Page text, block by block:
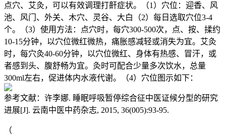
点穴、艾灸，可以有效调理打鼾症状。（1）穴位：迎香、风
池、风门、外关、木穴、灵谷、大白（2）每日选取穴位3-4
个。（3）使用方法：点穴时，每穴300-500次，点、按、揉约
10-15分钟，以穴位微红微热，痛胀感减轻或消失为宜。艾灸
时，每穴灸40-60分钟，以穴位微红、身体有热感、冒汗，或
者感到头、腹舒畅为宜。灸时可配合少量多次饮水，总量
300ml左右，促进体内水液代谢。（4）穴位图示如下：
参考文献：许李娜. 睡眠呼吸暂停综合征中医证候分型的研究
进展[J]. 云南中医中药杂志, 2015, 36(005):93-95.
（